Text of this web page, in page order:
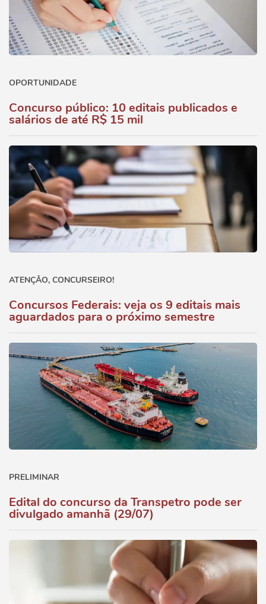
OPORTUNIDADE
Concurso público: 10 editais publicados e
salários de até R$ 15 mil
ATENÇÃO, CONCURSEIRO!
Concursos Federais: veja os 9 editais mais
aguardados para o próximo semestre
PRELIMINAR
Edital do concurso da Transpetro pode ser
divulgado amanhã (29/07)